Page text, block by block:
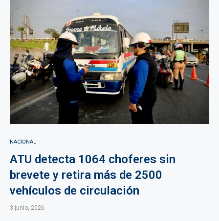
NACIONAL
ATU detecta 1064 choferes sin
brevete y retira más de 2500
vehículos de circulación
3 junio, 2026